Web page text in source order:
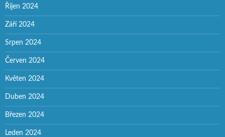
Říjen 2024
Září 2024
Srpen 2024
Červen 2024
Květen 2024
Duben 2024
Březen 2024
Leden 2024